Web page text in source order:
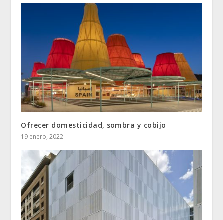
Ofrecer domesticidad, sombra y cobijo
19 enero, 2022